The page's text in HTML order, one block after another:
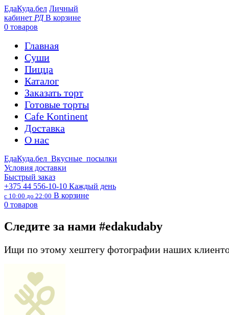
ЕдаКуда.бел Личный
кабинет РД В корзине
0 товаров
Главная
Суши
Пицца
Каталог
Заказать торт
Готовые торты
Cafe Kontinent
Доставка
О нас
ЕдаКуда.бел Вкусные посылки
Условия доставки
Быстрый заказ
+375 44 556-10-10 Каждый день
с 10:00 до 22:00 В корзине
0 товаров
Следите за нами #edakudaby
Ищи по этому хештегу фотографии наших